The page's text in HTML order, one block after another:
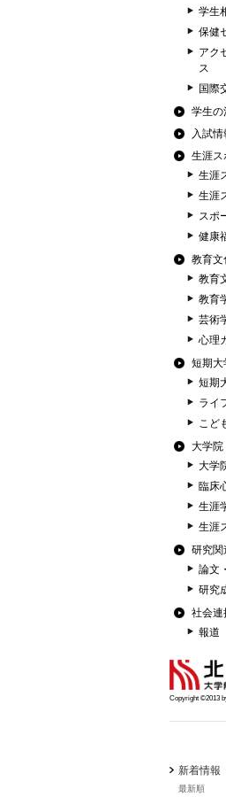
学生
保健
アク
ス
国際
学生の
入試情
生涯ス
生涯
生涯
スポ
健康
教育文
教育
教育
芸術
心理
短期大
短期
ライ
こど
大学院
大学
臨床
生涯
生涯
研究関
論文
研究
社会連
報道
Copyright ©2013
新着情報
最新順